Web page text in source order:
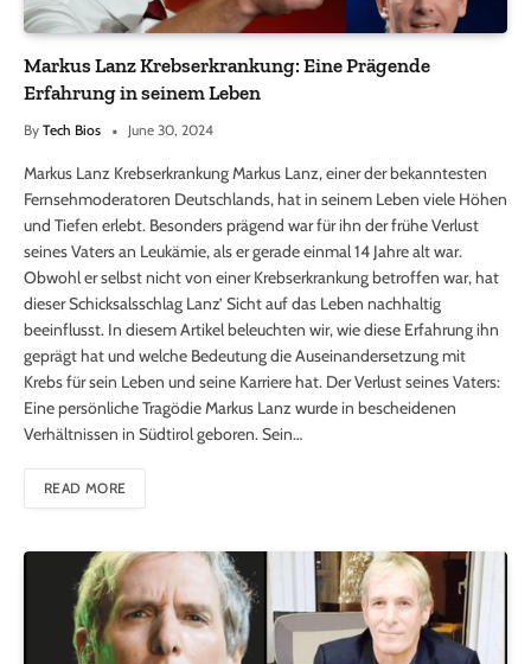
Markus Lanz Krebserkrankung: Eine Prägende
Erfahrung in seinem Leben
By Tech Bios June 30, 2024
Markus Lanz Krebserkrankung Markus Lanz, einer der bekanntesten
Fernsehmoderatoren Deutschlands, hat in seinem Leben viele Höhen
und Tiefen erlebt. Besonders prägend war für ihn der frühe Verlust
seines Vaters an Leukämie, als er gerade einmal 14 Jahre alt war.
Obwohl er selbst nicht von einer Krebserkrankung betroffen war, hat
dieser Schicksalsschlag Lanz’ Sicht auf das Leben nachhaltig
beeinflusst. In diesem Artikel beleuchten wir, wie diese Erfahrung ihn
geprägt hat und welche Bedeutung die Auseinandersetzung mit
Krebs für sein Leben und seine Karriere hat. Der Verlust seines Vaters:
Eine persönliche Tragödie Markus Lanz wurde in bescheidenen
Verhältnissen in Südtirol geboren. Sein…
READ MORE